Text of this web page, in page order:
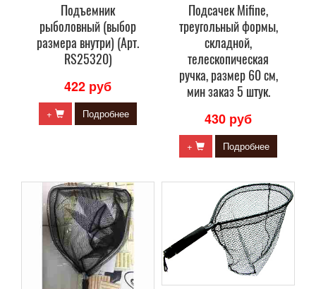
Подъемник
рыболовный (выбор
размера внутри) (Арт.
RS25320)
422 руб
+ Подробнее
Подсачек Mifine,
треугольный формы,
складной,
телескопическая
ручка, размер 60 см,
мин заказ 5 штук.
430 руб
+ Подробнее